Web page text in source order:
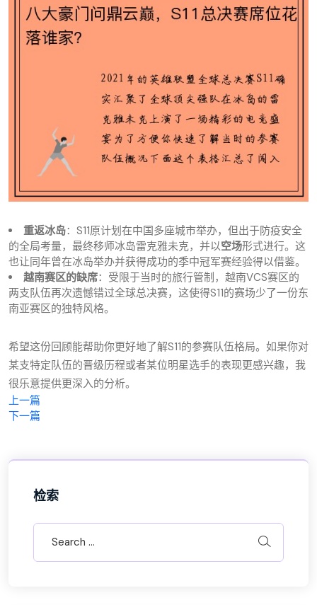
重返冰岛：S11原计划在中国多座城市举办，但出于防疫安全
的全局考量，最终移师冰岛雷克雅未克，并以空场形式进行。这
也让同年曾在冰岛举办并获得成功的季中冠军赛经验得以借鉴。
越南赛区的缺席：受限于当时的旅行管制，越南VCS赛区的
两支队伍再次遗憾错过全球总决赛，这使得S11的赛场少了一份东
南亚赛区的独特风格。
希望这份回顾能帮助你更好地了解S11的参赛队伍格局。如果你对
某支特定队伍的晋级历程或者某位明星选手的表现更感兴趣，我
很乐意提供更深入的分析。
上一篇
下一篇
检索